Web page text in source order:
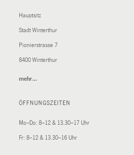
Hauptsitz
Stadt Winterthur
Pionierstrasse 7
8400 Winterthur
mehr…
ÖFFNUNGSZEITEN
Mo–Do: 8–12 & 13.30–17 Uhr
Fr: 8–12 & 13.30–16 Uhr